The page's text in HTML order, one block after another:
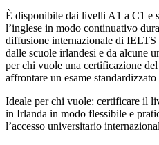
È disponibile dai livelli A1 a C1 e
l’inglese in modo continuativo
diffusione internazionale di
dalle scuole irlandesi e da alcune
per chi vuole una certificazione
affrontare un esame
Ideale per chi vuole: certificare il
in Irlanda in modo flessibile e
l’accesso universitario